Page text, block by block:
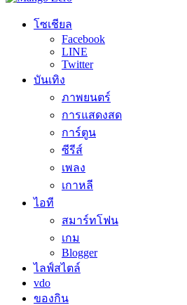
โซเชียล
Facebook
LINE
Twitter
บันเทิง
ภาพยนตร์
การแสดงสด
การ์ตูน
ซีรีส์
เพลง
เกาหลี
ไอที
สมาร์ทโฟน
เกม
Blogger
ไลฟ์สไตล์
vdo
ของกิน